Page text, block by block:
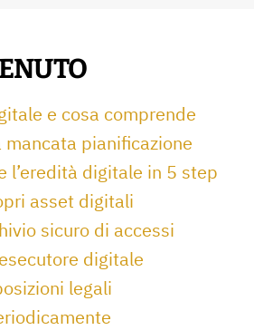
e cosa comprende
pianificazione
l’eredità digitale in 5 step
asset digitali
sicuro di accessi
digitale
legali